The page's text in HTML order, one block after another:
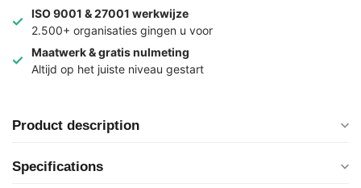
ISO 9001 & 27001 werkwijze
2.500+ organisaties gingen u voor
Maatwerk & gratis nulmeting
Altijd op het juiste niveau gestart
Product description
Specifications